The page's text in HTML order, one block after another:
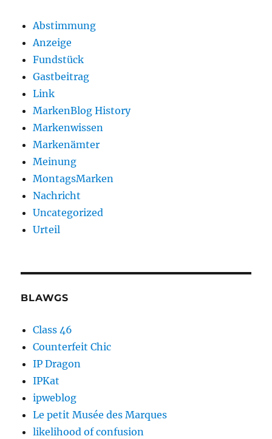
Abstimmung
Anzeige
Fundstück
Gastbeitrag
Link
MarkenBlog History
Markenwissen
Markenämter
Meinung
MontagsMarken
Nachricht
Uncategorized
Urteil
BLAWGS
Class 46
Counterfeit Chic
IP Dragon
IPKat
ipweblog
Le petit Musée des Marques
likelihood of confusion